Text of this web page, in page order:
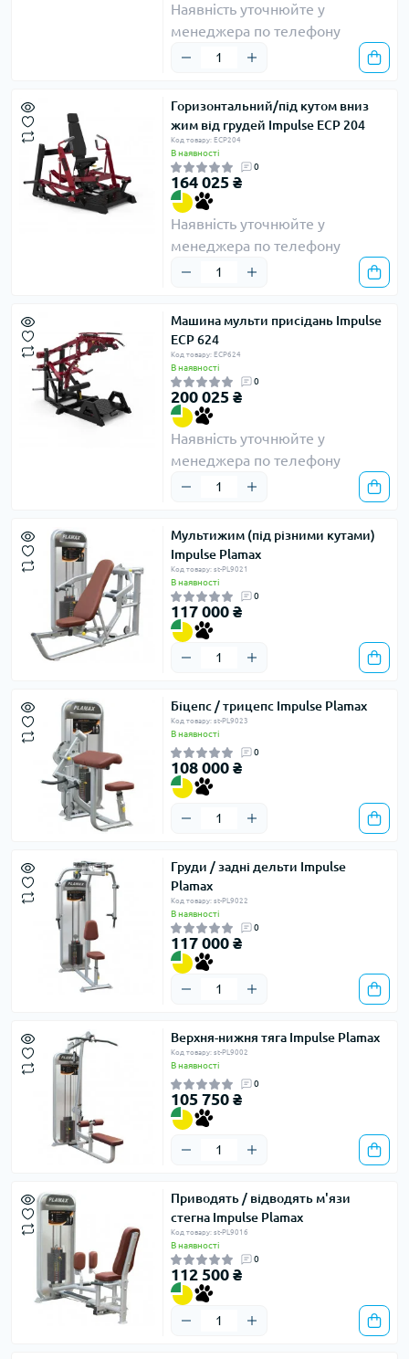
Наявність уточнюйте у
менеджера по телефону
Горизонтальний/під кутом вниз
жим від грудей Impulse ECP 204
Код товару: ECP204
В наявності
0
164 025 ₴
Наявність уточнюйте у
менеджера по телефону
Машина мульти присідань Impulse
ECP 624
Код товару: ECP624
В наявності
0
200 025 ₴
Наявність уточнюйте у
менеджера по телефону
Мультижим (під різними кутами)
Impulse Plamax
Код товару: st-PL9021
В наявності
0
117 000 ₴
Біцепс / трицепс Impulse Plamax
Код товару: st-PL9023
В наявності
0
108 000 ₴
Груди / задні дельти Impulse
Plamax
Код товару: st-PL9022
В наявності
0
117 000 ₴
Верхня-нижня тяга Impulse Plamax
Код товару: st-PL9002
В наявності
0
105 750 ₴
Приводять / відводять м'язи
стегна Impulse Plamax
Код товару: st-PL9016
В наявності
0
112 500 ₴